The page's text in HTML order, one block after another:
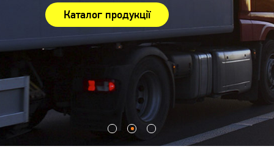
Каталог продукції